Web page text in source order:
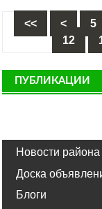
<< < 5
12
ПУБЛИКАЦИИ
Новости района
Доска
Блоги